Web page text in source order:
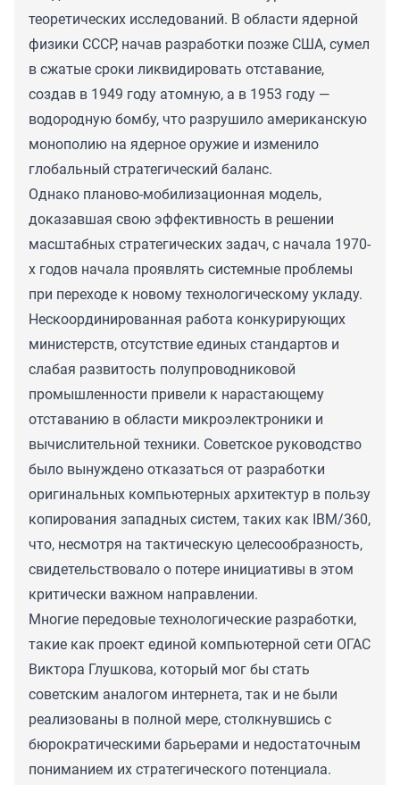
теоретических исследований. В области ядерной
физики СССР, начав разработки позже США, сумел
в сжатые сроки ликвидировать отставание,
создав в 1949 году атомную, а в 1953 году —
водородную бомбу, что разрушило американскую
монополию на ядерное оружие и изменило
глобальный стратегический баланс.
Однако планово-мобилизационная модель,
доказавшая свою эффективность в решении
масштабных стратегических задач, с начала 1970-
х годов начала проявлять системные проблемы
при переходе к новому технологическому укладу.
Нескоординированная работа конкурирующих
министерств, отсутствие единых стандартов и
слабая развитость полупроводниковой
промышленности привели к нарастающему
отставанию в области микроэлектроники и
вычислительной техники. Советское руководство
было вынуждено отказаться от разработки
оригинальных компьютерных архитектур в пользу
копирования западных систем, таких как IBM/360,
что, несмотря на тактическую целесообразность,
свидетельствовало о потере инициативы в этом
критически важном направлении.
Многие передовые технологические разработки,
такие как проект единой компьютерной сети ОГАС
Виктора Глушкова, который мог бы стать
советским аналогом интернета, так и не были
реализованы в полной мере, столкнувшись с
бюрократическими барьерами и недостаточным
пониманием их стратегического потенциала.